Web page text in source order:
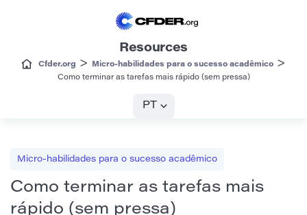
Resources
Cfder.org > Micro-habilidades para o sucesso acadêmico >
Como terminar as tarefas mais rápido (sem pressa)
PT
Micro-habilidades para o sucesso acadêmico
Como terminar as tarefas mais
rápido (sem pressa)